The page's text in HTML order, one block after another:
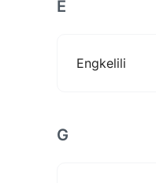
E
Engkelili
G